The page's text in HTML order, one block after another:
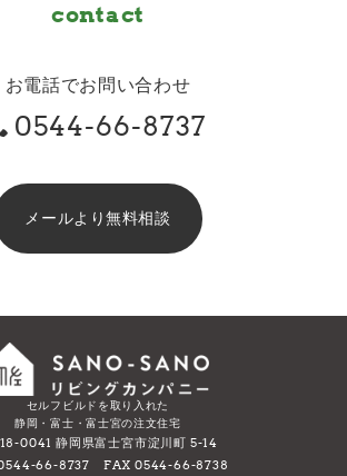
contact
お電話でお問い合わせ
0544-66-8737
メールより無料相談
セルフビルドを取り入れた
静岡・富士・富士宮の注文住宅
0041 静岡県富士宮市淀川町 5-14
66-8737 FAX 0544-66-8738